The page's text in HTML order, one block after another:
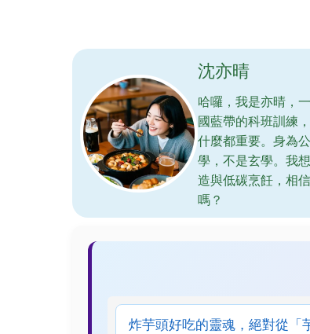
沈亦晴
哈囉，我是亦晴，
國藍帶的科班訓練
什麼都重要。身為
學，不是玄學。我
造與低碳烹飪，相
嗎？
炸芋頭好吃的靈魂，絕對從「